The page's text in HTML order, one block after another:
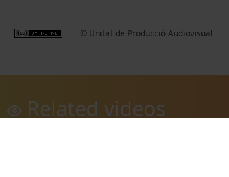
© Unitat de Producció Audiovisual
Related videos